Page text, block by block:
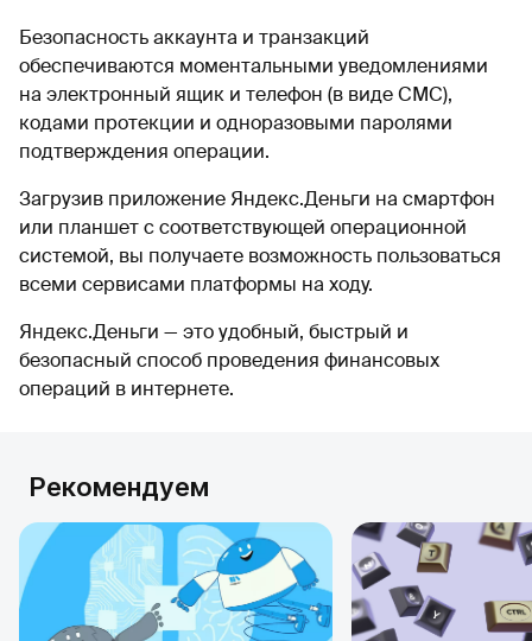
Безопасность аккаунта и транзакций
обеспечиваются моментальными уведомлениями
на электронный ящик и телефон (в виде СМС),
кодами протекции и одноразовыми паролями
подтверждения операции.
Загрузив приложение Яндекс.Деньги на смартфон
или планшет с соответствующей операционной
системой, вы получаете возможность пользоваться
всеми сервисами платформы на ходу.
Яндекс.Деньги — это удобный, быстрый и
безопасный способ проведения финансовых
операций в интернете.
Рекомендуем